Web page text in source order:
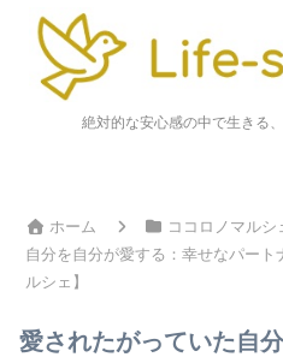
絶対的な安心感の中で生きる
ホーム ココロノマルシ
自分を自分が愛する：幸せなパー
ルシェ】
愛されたがっていた自